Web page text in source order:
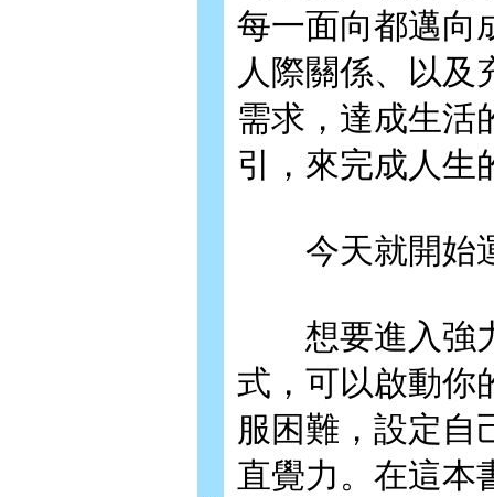
每一面向都邁向
人際關係、以及
需求，達成生活
引，來完成人生
今天就開始
想要進入強力
式，可以啟動你
服困難，設定自
直覺力。在這本